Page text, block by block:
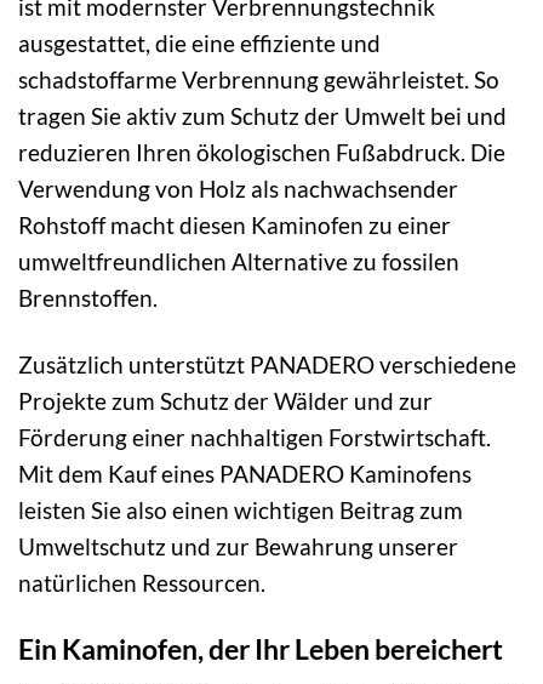
ist mit modernster Verbrennungstechnik
ausgestattet, die eine effiziente und
schadstoffarme Verbrennung gewährleistet. So
tragen Sie aktiv zum Schutz der Umwelt bei und
reduzieren Ihren ökologischen Fußabdruck. Die
Verwendung von Holz als nachwachsender
Rohstoff macht diesen Kaminofen zu einer
umweltfreundlichen Alternative zu fossilen
Brennstoffen.
Zusätzlich unterstützt PANADERO verschiedene
Projekte zum Schutz der Wälder und zur
Förderung einer nachhaltigen Forstwirtschaft.
Mit dem Kauf eines PANADERO Kaminofens
leisten Sie also einen wichtigen Beitrag zum
Umweltschutz und zur Bewahrung unserer
natürlichen Ressourcen.
Ein Kaminofen, der Ihr Leben bereichert